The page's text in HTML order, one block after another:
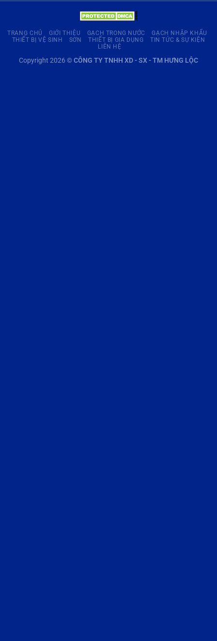
TRANG CHỦ GIỚI THIỆU GẠCH TRONG NƯỚC
GẠCH NHẬP KHẨU
THIẾT BỊ VỆ SINH
SƠN THIẾT BỊ GIA DỤNG
TIN TỨC & SỰ KIỆN
LIÊN HỆ
Copyright 2026 ©CÔNG TY TNHH XD - SX - TM HƯNG LỘC